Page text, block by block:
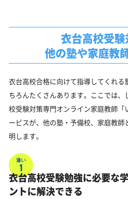
衣台高校受
他の塾や家庭教
衣台高校合格に向けて指導してくれる
ちろんたくさんあります。ここでは
校受験対策専門オンライン家庭教師「
ービスが、他の塾・予備校、家庭教
明します。
違い
1
衣台高校受験勉強に必要な
ントに解決できる